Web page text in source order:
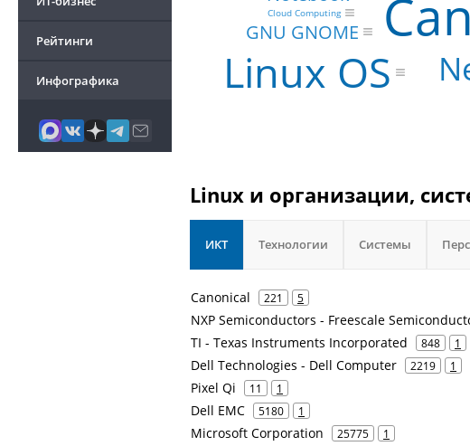
Рейтинги
Инфографика Linux OS
GNU GNOME
Cloud Computing
Linux и организации,
ИКТ Технологии Системы
Canonical 221 5
NXP Semiconductors - Freescale
TI - Texas Instruments Incorporated 848 1
Dell Technologies - Dell Computer 2219 1
Pixel Qi 11 1
Dell EMC 5180 1
Microsoft Corporation 25775 1